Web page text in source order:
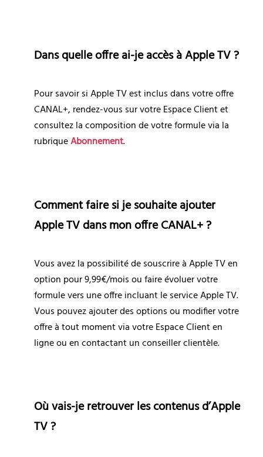
Dans quelle offre ai-je accès à Apple TV ?
Pour savoir si Apple TV est inclus dans votre offre
CANAL+, rendez-vous sur votre Espace Client et
consultez la composition de votre formule via la
rubrique Abonnement.
Comment faire si je souhaite ajouter
Apple TV dans mon offre CANAL+ ?
Vous avez la possibilité de souscrire à Apple TV en
option pour 9,99€/mois ou faire évoluer votre
formule vers une offre incluant le service Apple TV.
Vous pouvez ajouter des options ou modifier votre
offre à tout moment via votre Espace Client en
ligne ou en contactant un conseiller clientèle.
Où vais-je retrouver les contenus d’Apple
TV ?